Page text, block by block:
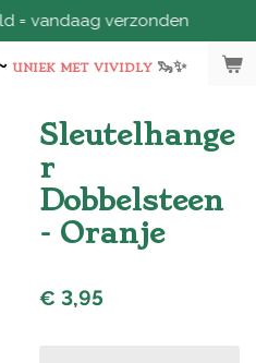
UNIEK MET VIVIDLY 🦦✨
= vandaag verzonden
Sleutelhange
r
Dobbelsteen
- Oranje
€ 3,95